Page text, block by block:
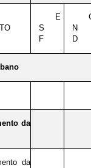
E
S
F
N
D
da
da